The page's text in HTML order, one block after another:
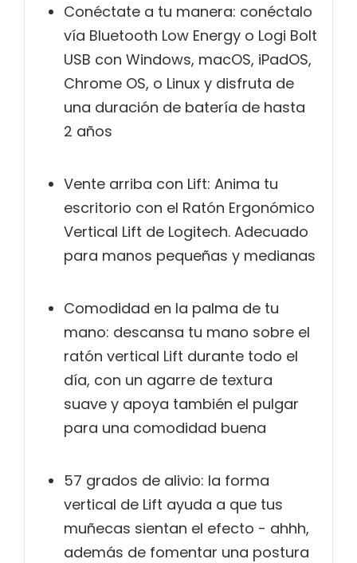
Conéctate a tu manera: conéctalo
vía Bluetooth Low Energy o Logi Bolt
USB con Windows, macOS, iPadOS,
Chrome OS, o Linux y disfruta de
una duración de batería de hasta
2 años
Vente arriba con Lift: Anima tu
escritorio con el Ratón Ergonómico
Vertical Lift de Logitech. Adecuado
para manos pequeñas y medianas
Comodidad en la palma de tu
mano: descansa tu mano sobre el
ratón vertical Lift durante todo el
día, con un agarre de textura
suave y apoya también el pulgar
para una comodidad buena
57 grados de alivio: la forma
vertical de Lift ayuda a que tus
muñecas sientan el efecto - ahhh,
además de fomentar una postura